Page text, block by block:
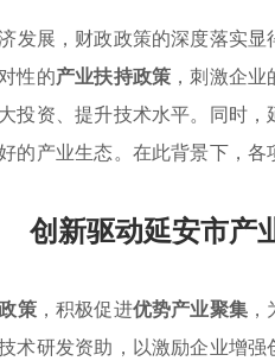
发展，财政政策的深度落实
性的产业扶持政策 ，刺激企
投资、提升技术水平。同时
的产业生态。在此背景下，
创新驱动延安市产
策，积极促进优势产业聚集
术研发资助，以激励企业增